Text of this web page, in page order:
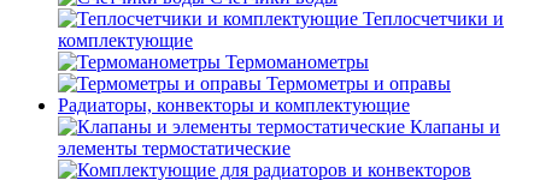
Теплосчетчики и
комплектующие
Термоманометры
Термометры и оправы
Радиаторы, конвекторы и комплектующие
Клапаны и
элементы термостатические